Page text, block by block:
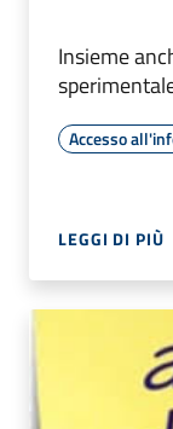
Insieme
Accesso
LEGGI DI PIÙ